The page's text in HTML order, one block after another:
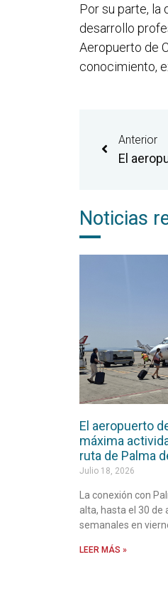
Por su parte, la
desarrollo
Aeropuerto de
conocimiento,
Anterior
Noticias
El aeropuerto
máxima
ruta de Palma
Julio 18, 2026
La conexión con
alta, hasta el 30 de
semanales en
LEER MÁS »